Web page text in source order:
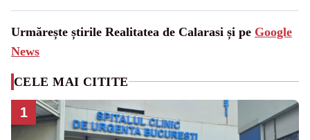
Urmărește știrile Realitatea de Calarasi și pe Google
News
CELE MAI CITITE
1